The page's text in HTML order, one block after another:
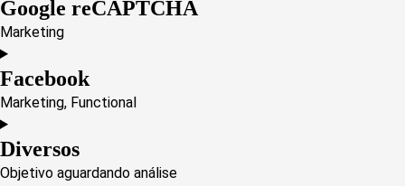
to
service
google-
fonts
Google reCAPTCHA
Marketing
Consent
to
service
google-
recaptcha
Facebook
Marketing, Functional
Consent
to
service
Diversos
Objetivo aguardando análise